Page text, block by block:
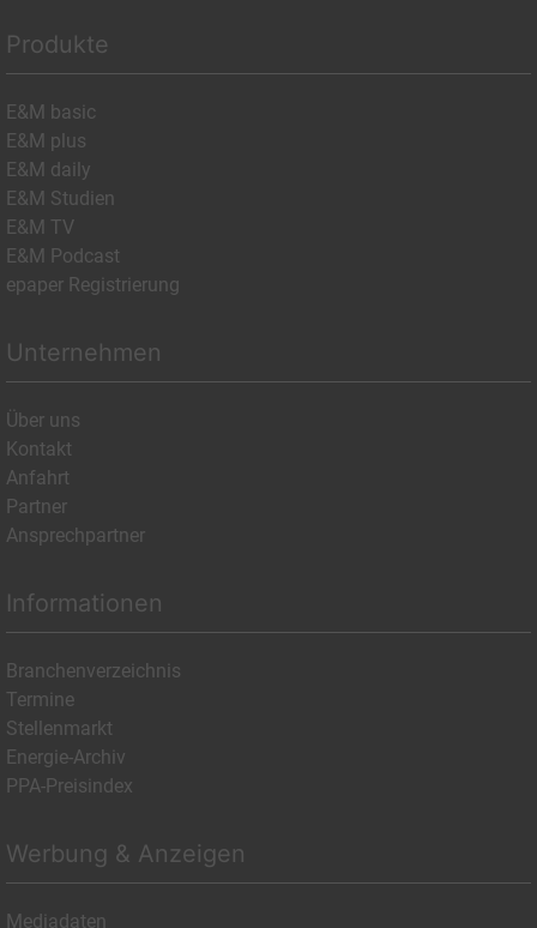
Produkte
E&M basic
E&M plus
E&M daily
E&M Studien
E&M TV
E&M Podcast
epaper Registrierung
Unternehmen
Über uns
Kontakt
Anfahrt
Partner
Ansprechpartner
Informationen
Branchenverzeichnis
Termine
Stellenmarkt
Energie-Archiv
PPA-Preisindex
Werbung & Anzeigen
Mediadaten